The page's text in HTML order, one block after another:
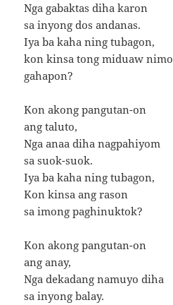
Nga gabaktas diha karon
sa inyong dos andanas.
Iya ba kaha ning tubagon,
kon kinsa tong miduaw nimo
gahapon?
Kon akong pangutan-on
ang taluto,
Nga anaa diha nagpahiyom
sa suok-suok.
Iya ba kaha ning tubagon,
Kon kinsa ang rason
sa imong paghinuktok?
Kon akong pangutan-on
ang anay,
Nga dekadang namuyo diha
sa inyong balay.